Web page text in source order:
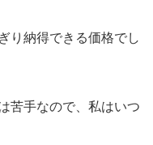
り納得できる価格でし
苦手なので、私はいつ